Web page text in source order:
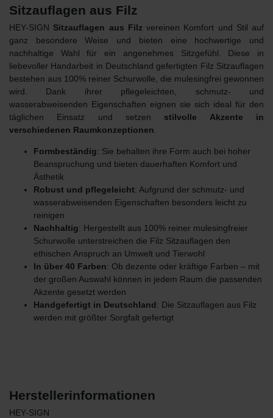
Sitzauflagen aus Filz
HEY-SIGN Sitzauflagen aus Filz vereinen Komfort und Stil auf
ganz besondere Weise und bieten eine hochwertige und
nachhaltige Wahl für ein angenehmes Sitzgefühl. Diese in
liebevoller Handarbeit in Deutschland gefertigten Filz Sitzauflagen
bestehen aus 100% reiner Schurwolle, die mulesingfrei gewonnen
wird. Dank ihrer pflegeleichten, schmutz- und
wasserabweisenden Eigenschaften eignen sie sich ideal für den
täglichen Einsatz und setzen stilvolle Akzente in
verschiedenen Raumkonzeptionen
Formbeständig: Sie behalten ihre Form auch bei hoher
Beanspruchung und bieten dauerhaften Komfort und
Ästhetik
Robust und pflegeleicht: Aufgrund der schmutz- und
wasserabweisenden Eigenschaften besonders leicht zu
reinigen
Nachhaltig: Hergestellt aus 100% reiner mulesingfreier
Schurwolle unterstreichen die Filz Sitzauflagen den
ethischen Anspruch an Umwelt und Tierwohl
In über 40 Farben: Ob dezente oder kräftige Farben – mit
der großen Auswahl können in jedem Raum die passenden
Akzente gesetzt werden
Handgefertigt in Deutschland: Die Sitzauflagen aus Filz
werden mit größter Sorgfalt gefertigt
Herstellerinformationen
HEY-SIGN